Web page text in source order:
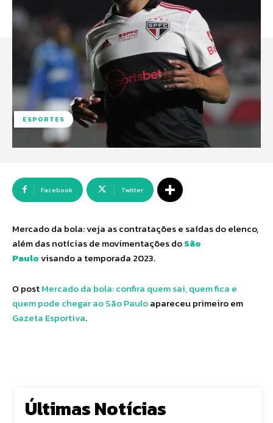
ESPORTES
Facebook Twitter
Mercado da bola: veja as contratações e saídas do elenco,
além das notícias de movimentações doSão
Paulovisando a temporada 2023.
O postMercado da bola: confira quem sai, quem fica e
quem pode chegar ao São Pauloapareceu primeiro em
Gazeta Esportiva.
Últimas Notícias